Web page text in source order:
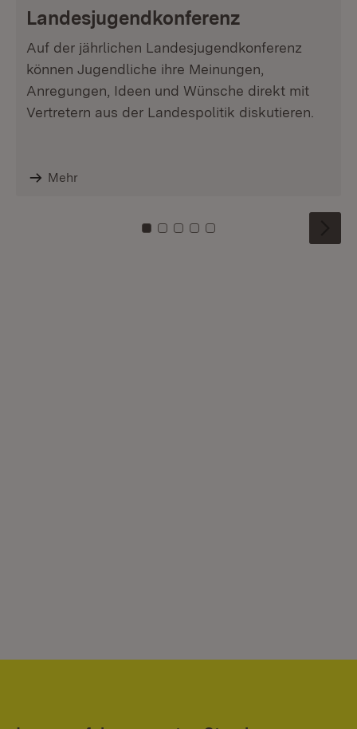
Landesjugendkonferenz
Auf der jährlichen Landesjugendkonferenz
können Jugendliche ihre Meinungen,
Anregungen, Ideen und Wünsche direkt mit
Vertretern aus der Landespolitik diskutieren.
Mehr
Zu Kachel: 0
Zu Kachel: 1
Zu Kachel: 2
Zu Kachel: 3
Zu Kachel: 4